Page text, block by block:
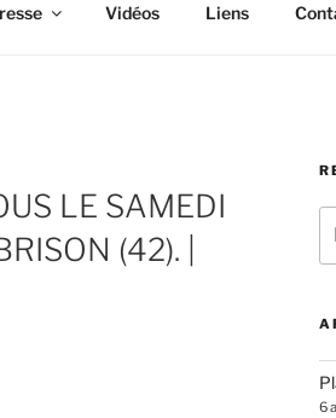
Vidéos Liens
LE SAMEDI
(42). |
:
6